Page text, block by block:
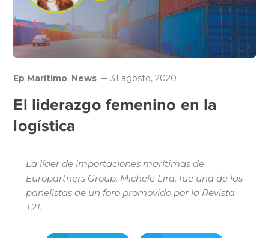
Ep Marítimo, News 31 agosto, 2020
El liderazgo femenino en la
logística
La líder de importaciones marítimas de
Europartners Group, Michele Lira, fue una de las
panelistas de un foro promovido por la Revista
T21.